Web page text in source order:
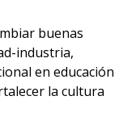
buenas
industria,
en educación
la cultura